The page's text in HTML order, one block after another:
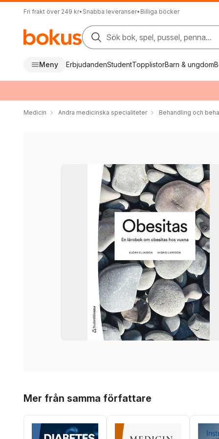
Fri frakt över 249 kr• Snabba leveranser• Billiga böcker
Sök bok, spel, pussel, penna...
Meny ErbjudandenStudentTopplistorBarn & ungdom
Medicin Andra medicinska specialiteter Behandling och
Mer från samma författare